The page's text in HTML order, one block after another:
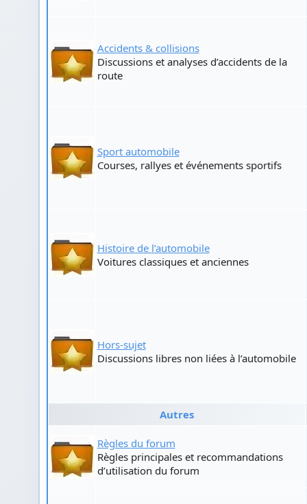
Accidents & collisions
Discussions et analyses d’accidents de la
route
Sport automobile
Courses, rallyes et événements sportifs
Histoire de l’automobile
Voitures classiques et anciennes
Hors-sujet
Discussions libres non liées à l’automobile
Autres
Règles du forum
Règles principales et recommandations
d’utilisation du forum